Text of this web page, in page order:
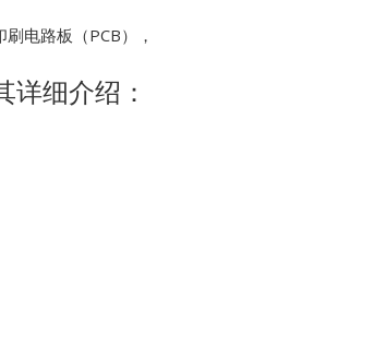
电路板（PCB），
详细介绍：